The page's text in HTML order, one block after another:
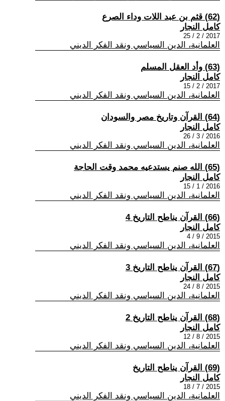
(62) قثم بن عبد اللات وداء الصرع
كامل النجار
2017 / 2 / 25
العلمانية، الدين السياسي ونقد الفكر الديني
(63) وأد العقل المسلم
كامل النجار
2017 / 2 / 15
العلمانية، الدين السياسي ونقد الفكر الديني
(64) القرآن وتاريخ مصر والسودان
كامل النجار
2016 / 3 / 26
العلمانية، الدين السياسي ونقد الفكر الديني
(65) الله صنم يستدعيه محمد وقت الحاجة
كامل النجار
2016 / 1 / 15
العلمانية، الدين السياسي ونقد الفكر الديني
(66) القرآن يناطح التاريخ 4
كامل النجار
2015 / 9 / 4
العلمانية، الدين السياسي ونقد الفكر الديني
(67) القرآن يناطح التاريخ 3
كامل النجار
2015 / 8 / 24
العلمانية، الدين السياسي ونقد الفكر الديني
(68) القرآن يناطح التاريخ 2
كامل النجار
2015 / 8 / 12
العلمانية، الدين السياسي ونقد الفكر الديني
(69) القرآن يناطح التاريخ
كامل النجار
2015 / 7 / 18
العلمانية، الدين السياسي ونقد الفكر الديني